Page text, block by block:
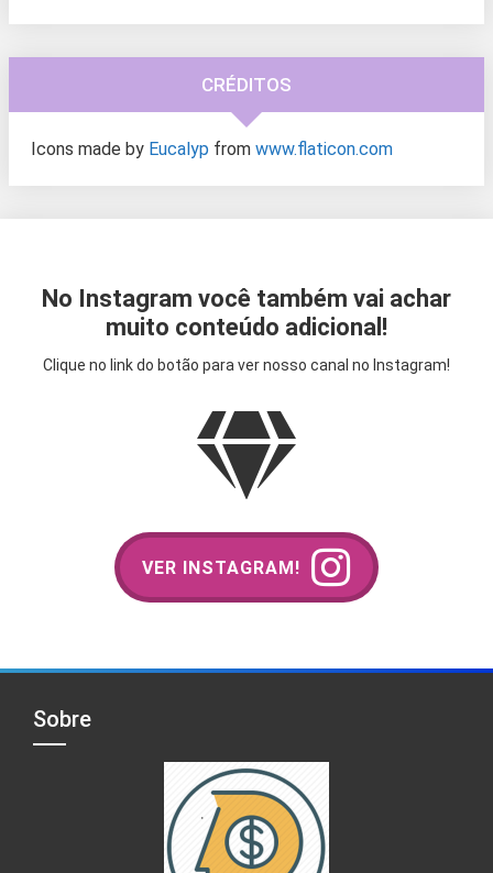
CRÉDITOS
Icons made by Eucalyp from www.flaticon.com
No Instagram você também vai achar
muito conteúdo adicional!
Clique no link do botão para ver nosso canal no Instagram!
VER INSTAGRAM!
Sobre